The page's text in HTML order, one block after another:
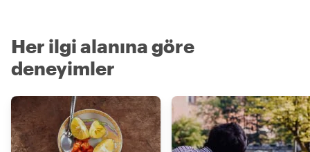
Her ilgi alanına göre
deneyimler